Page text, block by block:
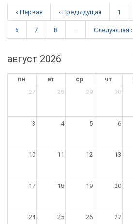
« Первая ‹ Предыдущая 1
6 7 8 Следующая ›
август 2026
пн вт ср чт
27
28 29 30
3 4 5 6
10 11 12 13
17 18 19 20
24 25 26 27